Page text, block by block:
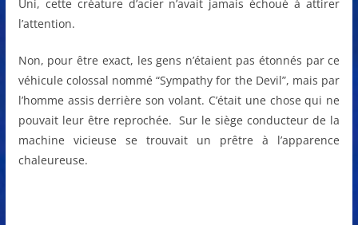
Uni, cette créature d’acier n’avait jamais échoué à attirer
l’attention.
Non, pour être exact, les gens n’étaient pas étonnés par ce
véhicule colossal nommé “Sympathy for the Devil”, mais par
l’homme assis derrière son volant. C’était une chose qui ne
pouvait leur être reprochée. Sur le siège conducteur de la
machine vicieuse se trouvait un prêtre à l’apparence
chaleureuse.